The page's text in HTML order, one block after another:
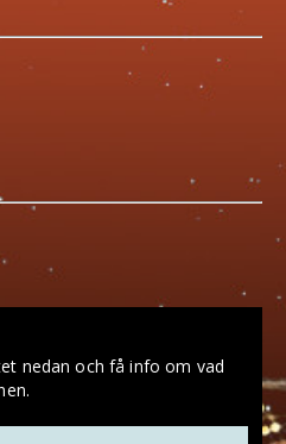
nedan och få info om vad